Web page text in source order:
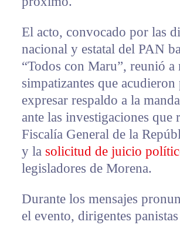
El acto, convocado por las
nacional y estatal del PAN
“Todos con Maru”, reunió a
simpatizantes que acudieron
expresar respaldo a la
ante las investigaciones que
Fiscalía General de la
y la solicitud de juicio
legisladores de Morena.
Durante los mensajes
el evento, dirigentes panistas